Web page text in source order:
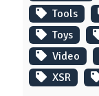
Tools
Toys
Video
XSR